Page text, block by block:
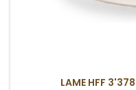
LAME HFF